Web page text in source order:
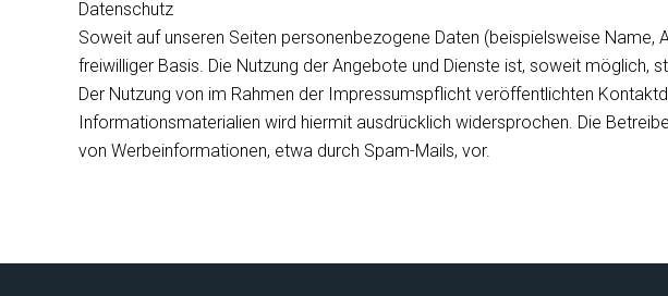
Datenschutz
Soweit auf unseren Seiten personenbezogene Daten (beispielsweise
freiwilliger Basis. Die Nutzung der Angebote und Dienste ist, soweit möglich,
Der Nutzung von im Rahmen der Impressumspflicht veröffentlichten
Informationsmaterialien wird hiermit ausdrücklich widersprochen. Die
von Werbeinformationen, etwa durch Spam-Mails, vor.